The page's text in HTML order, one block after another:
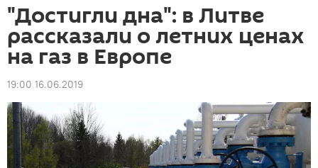
"Достигли дна": в Литве
рассказали о летних ценах
на газ в Европе
19:00 16.06.2019